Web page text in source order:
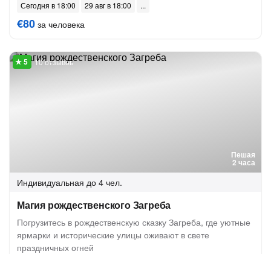
Сегодня в 18:00 29 авг в 18:00
€80 за человека
Пешая
2 часа
10 отзывов
Индивидуальная до 4 чел.
Магия рождественского Загреба
Погрузитесь в рождественскую сказку Загреба, где уютные
ярмарки и исторические улицы оживают в свете
праздничных огней